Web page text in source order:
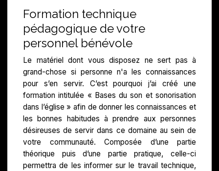
Formation technique
pédagogique de votre
personnel bénévole
Le matériel dont vous disposez ne sert pas à
grand-chose si personne n'a les connaissances
pour s’en servir. C’est pourquoi j’ai créé une
formation intitulée « Bases du son et sonorisation
dans l’église » afin de donner les connaissances et
les bonnes habitudes à prendre aux personnes
désireuses de servir dans ce domaine au sein de
votre communauté. Composée d’une partie
théorique puis d’une partie pratique, celle-ci
permettra de les informer sur le travail technique,